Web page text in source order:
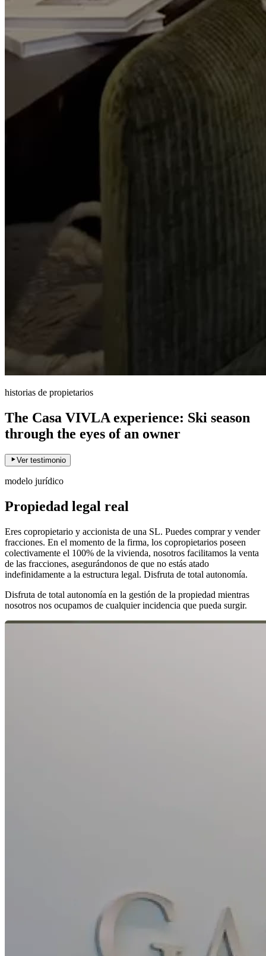
historias de propietarios
The Casa VIVLA experience: Ski season
through the eyes of an owner
Ver testimonio
modelo jurídico
Propiedad legal real
Eres copropietario y accionista de una SL. Puedes comprar y vender
fracciones. En el momento de la firma, los copropietarios poseen
colectivamente el 100% de la vivienda, nosotros facilitamos la venta
de las fracciones, asegurándonos de que no estás atado
indefinidamente a la estructura legal. Disfruta de total autonomía.
Disfruta de total autonomía en la gestión de la propiedad mientras
nosotros nos ocupamos de cualquier incidencia que pueda surgir.